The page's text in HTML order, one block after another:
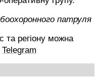
патруля
та регіону можна
Telegram